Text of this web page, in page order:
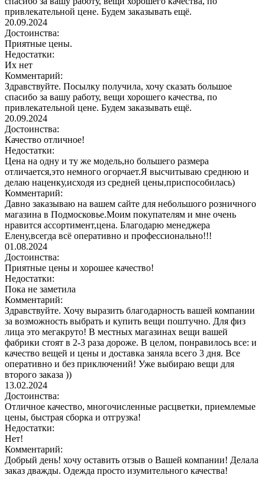
привлекательной цене. Будем заказывать ещё.
20.09.2024
Достоинства:
Приятные цены.
Недостатки:
Их нет
Комментарий:
Здравствуйте. Посылку получила, хочу сказать большое
спасибо за вашу работу, вещи хорошего качества, по
привлекательной цене. Будем заказывать ещё.
20.09.2024
Достоинства:
Качество отличное!
Недостатки:
Цена на одну и ту же модель,но большего размера
отличается,это немного огорчает.Я высчитываю среднюю и
делаю наценку,исходя из средней цены,приспособилась)
Комментарий:
Давно заказываю на вашем сайте для небольшого розничного
магазина в Подмосковье.Моим покупателям и мне очень
нравится ассортимент,цена. Благодарю менеджера
Елену,всегда всё оперативно и профессионально!!!
01.08.2024
Достоинства:
Приятные цены и хорошее качество!
Недостатки:
Пока не заметила
Комментарий:
Здравствуйте. Хочу выразить благодарность вашей компании
за возможность выбрать и купить вещи поштучно. Для физ
лица это мегакруто! В местных магазинах вещи вашей
фабрики стоят в 2-3 раза дороже. В целом, понравилось все: и
качество вещей и цены и доставка заняла всего 3 дня. Все
оперативно и без приключений! Уже выбираю вещи для
второго заказа ))
13.02.2024
Достоинства:
Отличное качество, многочисленные расцветки, приемлемые
цены, быстрая сборка и отгрузка!
Недостатки:
Нет!
Комментарий:
Добрый день! хочу оставить отзыв о Вашей компании! Делала
заказ дважды. Одежда просто изумительного качества!